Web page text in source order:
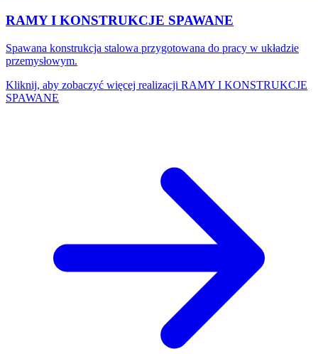
RAMY I KONSTRUKCJE SPAWANE
Spawana konstrukcja stalowa przygotowana do pracy w układzie
przemysłowym.
Kliknij, aby zobaczyć więcej realizacji RAMY I KONSTRUKCJE
SPAWANE